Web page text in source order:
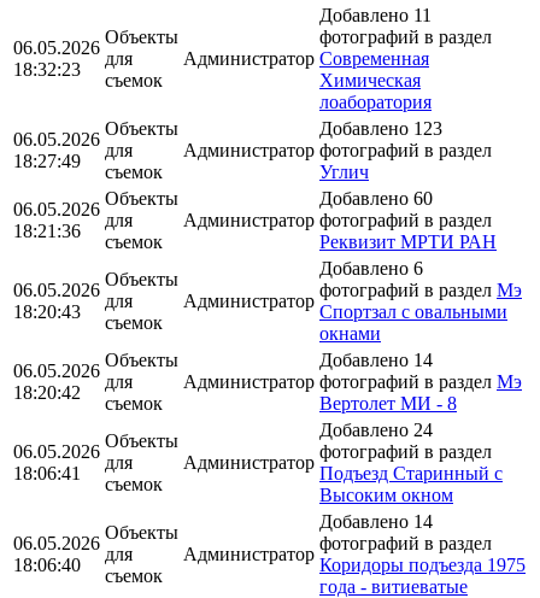
06.05.2026
18:32:23
Объекты
для
съемок
Администратор
Добавлено 11
фотографий в раздел
Современная
Химическая
лоаборатория
06.05.2026
18:27:49
Объекты
для
съемок
Администратор
Добавлено 123
фотографий в раздел
Углич
06.05.2026
18:21:36
Объекты
для
съемок
Администратор
Добавлено 60
фотографий в раздел
Реквизит МРТИ РАН
06.05.2026
18:20:43
Объекты
для
съемок
Администратор
Добавлено 6
фотографий в раздел Мэ
Спортзал с овальными
окнами
06.05.2026
18:20:42
Объекты
для
съемок
Администратор
Добавлено 14
фотографий в раздел Мэ
Вертолет МИ - 8
06.05.2026
18:06:41
Объекты
для
съемок
Администратор
Добавлено 24
фотографий в раздел
Подъезд Старинный с
Высоким окном
06.05.2026
18:06:40
Объекты
для
съемок
Администратор
Добавлено 14
фотографий в раздел
Коридоры подъезда 1975
года - витиеватые